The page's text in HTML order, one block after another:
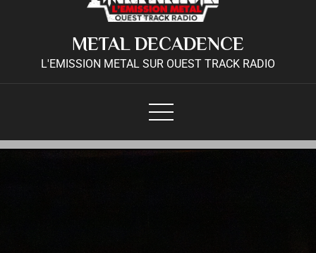
METAL DECADENCE
L'EMISSION METAL SUR OUEST TRACK RADIO